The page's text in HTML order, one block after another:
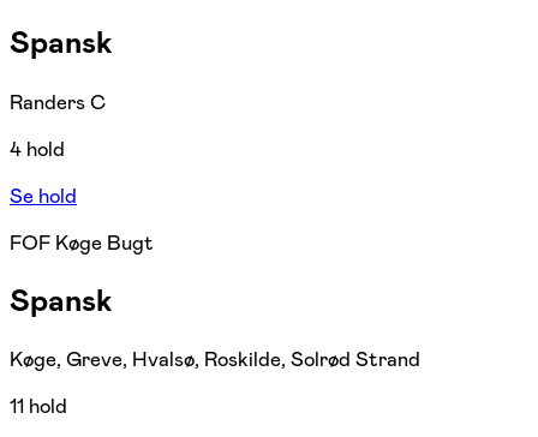
Spansk
Randers C
4 hold
Se hold
FOF Køge Bugt
Spansk
Køge, Greve, Hvalsø, Roskilde, Solrød Strand
11 hold